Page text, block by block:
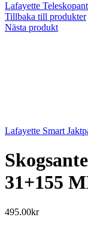
Lafayette
Tillbaka till produkter
Nästa produkt
Lafayette Smart
31+155
495.00kr